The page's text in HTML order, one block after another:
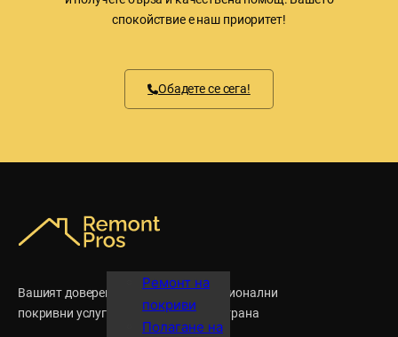
спокойствие е наш приоритет!
Обадете се сега!
Вашият доверен партньор за професионални
покривни услуги в София и цялата страна
Ремонт на
покриви
Полагане на